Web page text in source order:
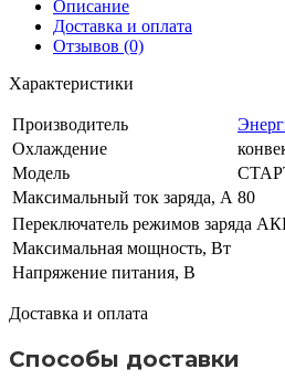
Описание
Доставка и оплата
Отзывов (0)
Характеристики
Производитель
Охлаждение
Модель
Максимальный ток заряда, А 80
Переключатель режимов заряда
Максимальная мощность, Вт
Напряжение питания, В
Доставка и оплата
Способы доставки